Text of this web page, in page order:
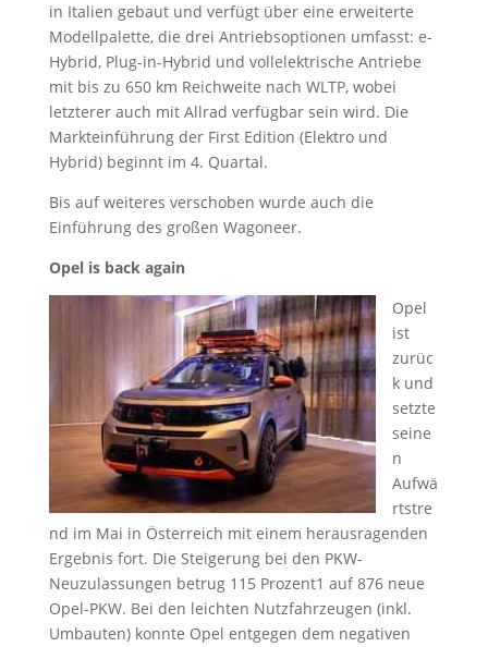
in Italien gebaut und verfügt über eine erweiterte
Modellpalette, die drei Antriebsoptionen umfasst: e-
Hybrid, Plug-in-Hybrid und vollelektrische Antriebe
mit bis zu 650 km Reichweite nach WLTP, wobei
letzterer auch mit Allrad verfügbar sein wird. Die
Markteinführung der First Edition (Elektro und
Hybrid) beginnt im 4. Quartal.
Bis auf weiteres verschoben wurde auch die
Einführung des großen Wagoneer.
Opel is back again
Opel
ist
zurüc
k und
setzte
seine
n
Aufwä
rtstre
nd im Mai in Österreich mit einem herausragenden
Ergebnis fort. Die Steigerung bei den PKW-
Neuzulassungen betrug 115 Prozent1 auf 876 neue
Opel-PKW. Bei den leichten Nutzfahrzeugen (inkl.
Umbauten) konnte Opel entgegen dem negativen